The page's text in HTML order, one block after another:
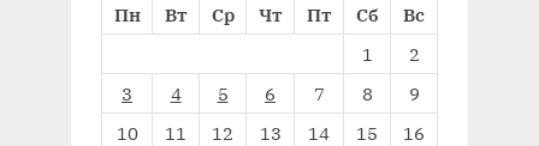
Пн
Вт Ср Чт Пт Сб
Вс
1
2
3
4 5 6 7 8
9
10
11 12 13 14 15
16